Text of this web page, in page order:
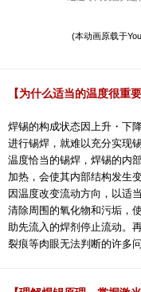
(本动画原载于
【为什么适当的温度很重
焊锡的构成状态因上升・下
进行锡焊，就难以充分实现
温度恰当的锡焊，焊锡的内
加热，会使其内部结构发生
因温度改变流动方向，以适
清除周围的氧化物和污垢，
助先流入的焊剂停止流动。
裂痕等肉眼无法判断的许多问